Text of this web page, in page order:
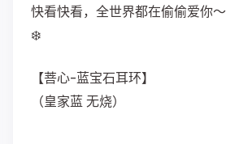
快看快看，全世界都在偷偷爱你～
❄️
【菩心-蓝宝石耳环】
（皇家蓝 无烧）